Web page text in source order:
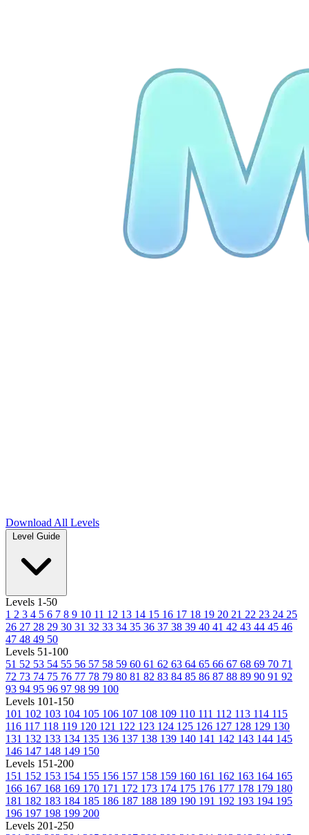
Download All Levels
Level Guide
Levels 1-50
1 2 3 4 5 6 7 8 9 10 11 12 13 14 15 16 17 18 19 20 21 22 23 24 25
26 27 28 29 30 31 32 33 34 35 36 37 38 39 40 41 42 43 44 45 46
47 48 49 50
Levels 51-100
51 52 53 54 55 56 57 58 59 60 61 62 63 64 65 66 67 68 69 70 71
72 73 74 75 76 77 78 79 80 81 82 83 84 85 86 87 88 89 90 91 92
93 94 95 96 97 98 99 100
Levels 101-150
101 102 103 104 105 106 107 108 109 110 111 112 113 114 115
116 117 118 119 120 121 122 123 124 125 126 127 128 129 130
131 132 133 134 135 136 137 138 139 140 141 142 143 144 145
146 147 148 149 150
Levels 151-200
151 152 153 154 155 156 157 158 159 160 161 162 163 164 165
166 167 168 169 170 171 172 173 174 175 176 177 178 179 180
181 182 183 184 185 186 187 188 189 190 191 192 193 194 195
196 197 198 199 200
Levels 201-250